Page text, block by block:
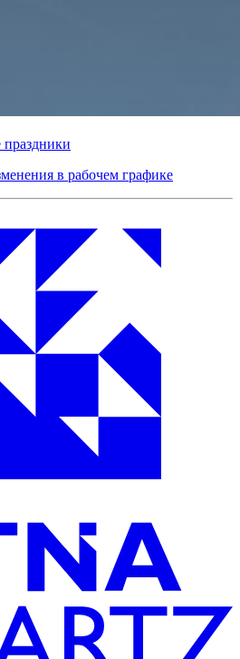
в рабочем графике